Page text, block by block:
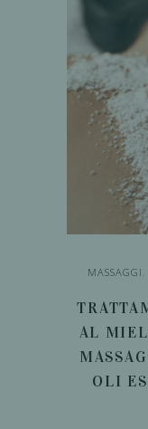
MASSAGGI
AL
OLI